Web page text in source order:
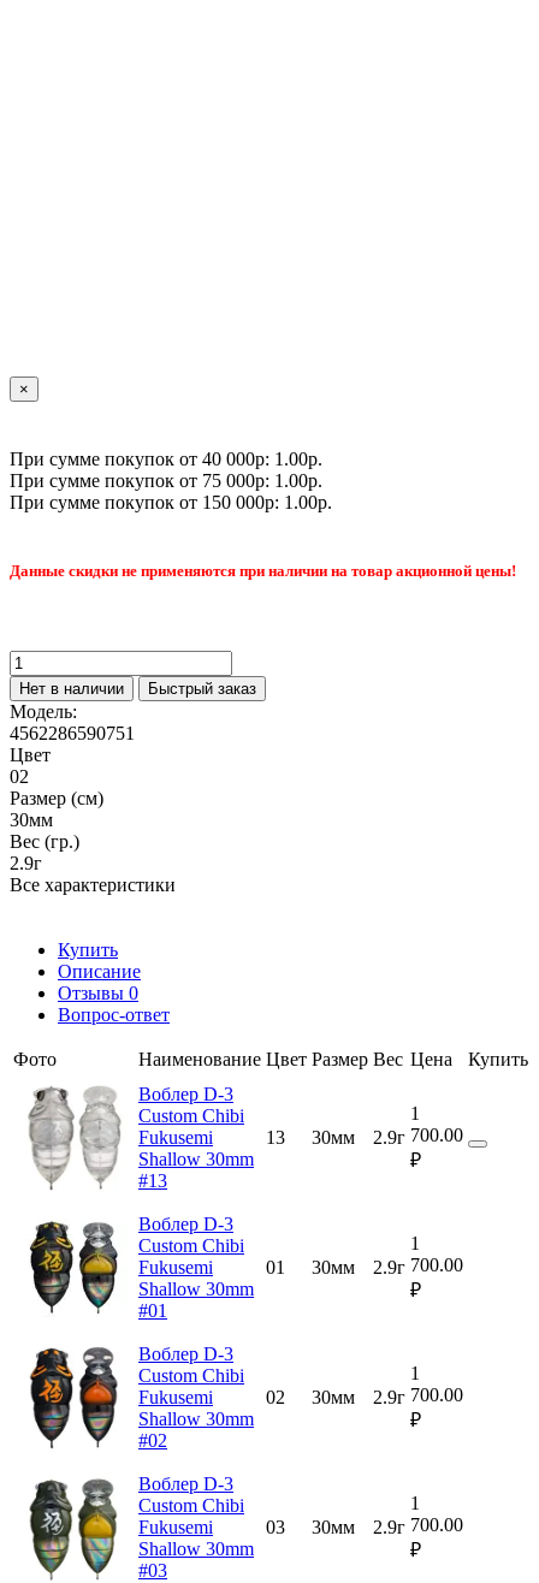
×
При сумме покупок от 40 000р: 1.00р.
При сумме покупок от 75 000р: 1.00р.
При сумме покупок от 150 000р: 1.00р.
Данные скидки не применяются при наличии на товар акционной цены!
Нет в наличии Быстрый заказ
Модель:
4562286590751
Цвет
02
Размер (см)
30мм
Вес (гр.)
2.9г
Все характеристики
Купить
Описание
Отзывы 0
Вопрос-ответ
Фото Наименование Цвет Размер Вес Цена
Купить
Воблер D-3
Custom Chibi
Fukusemi
Shallow 30mm
#13
13 30мм 2.9г
1
700.00
₽
Воблер D-3
Custom Chibi
Fukusemi
Shallow 30mm
#01
01 30мм 2.9г
1
700.00
₽
Воблер D-3
Custom Chibi
Fukusemi
Shallow 30mm
#02
02 30мм 2.9г
1
700.00
₽
Воблер D-3
Custom Chibi
Fukusemi
Shallow 30mm
#03
03 30мм 2.9г
1
700.00
₽